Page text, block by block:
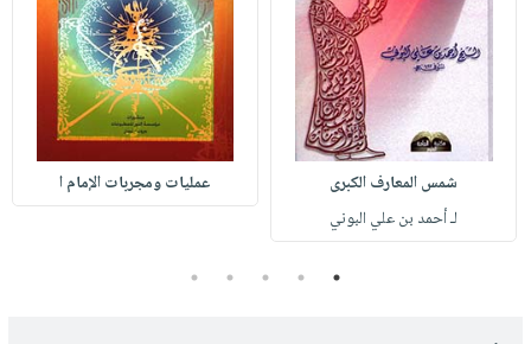
شمس المعارف الكبرى
لـ أحمد بن علي البوني
عمليات ومجربات الإمام ا
1
2
3
4
5